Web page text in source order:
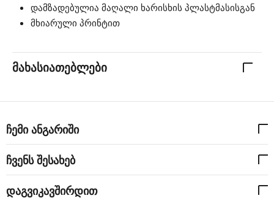
დამზადებულია მაღალი ხარისხის პლასტმასისგან
მხიარული პრინტით
მახასიათებლები
ჩემი ანგარიში
ჩვენს შესახებ
დაგვიკავშირდით